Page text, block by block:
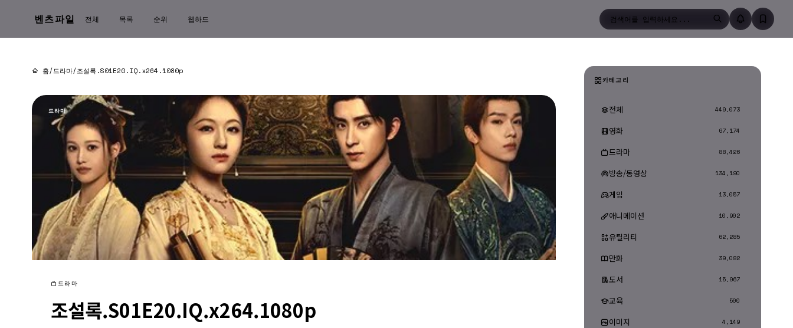
벤츠파일 전체 목록 순위 웹하드 검색
홈/드라마/조설록.S01E20.IQ.x264.1080p
드라마
드라마
조설록.S01E20.IQ.x264.1080p
카테고리
전체 449,073
영화 67,174
드라마 88,426
방송/동영상 134,190
게임 13,057
애니메이션 10,902
유틸리티 62,285
만화 39,082
도서 15,967
교육 500
이미지 4,149